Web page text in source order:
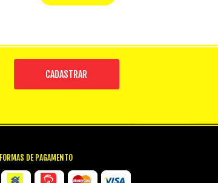
CADASTRAR
FORMAS DE PAGAMENTO